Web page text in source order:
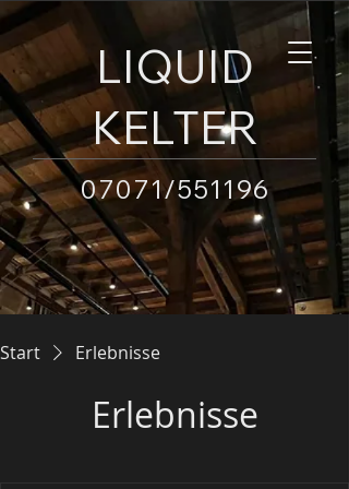
LIQUID
KELTER
07071/551196
Start Erlebnisse
Erlebnisse